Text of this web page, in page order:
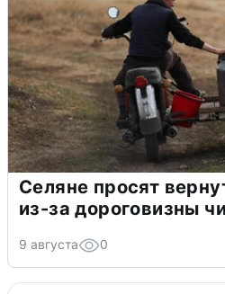
Селяне просят
из-за дороговизны
9 августа 0